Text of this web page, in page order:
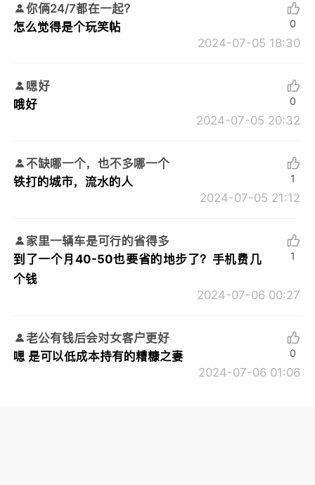
你俩24/7都在一起？
怎么觉得是个玩笑帖
2024-07-05 18:30
0
嗯好
哦好
2024-07-05 20:32
0
不缺哪一个，也不多哪一个
铁打的城市，流水的人
2024-07-05 21:12
1
家里一辆车是可行的省得多
到了一个月40-50也要省的地步了？手机费几
个钱
2024-07-06 00:27
1
老公有钱后会对女客户更好
嗯 是可以低成本持有的糟糠之妻
2024-07-06 01:06
0